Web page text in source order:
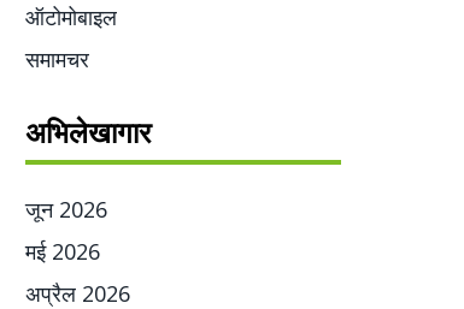
ऑटोमोबाइल
समामचर
अभिलेखागार
जून 2026
मई 2026
अप्रैल 2026